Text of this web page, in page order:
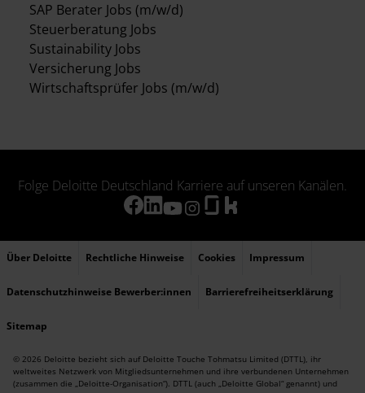
SAP Berater Jobs (m/w/d)
Steuerberatung Jobs
Sustainability Jobs
Versicherung Jobs
Wirtschaftsprüfer Jobs (m/w/d)
Folge Deloitte Deutschland Karriere auf unseren Kanälen.
Über Deloitte Rechtliche Hinweise Cookies Impressum
Datenschutzhinweise Bewerber:innen Barrierefreiheitserklärung
Sitemap
© 2026 Deloitte bezieht sich auf Deloitte Touche Tohmatsu Limited (DTTL), ihr
weltweites Netzwerk von Mitgliedsunternehmen und ihre verbundenen Unternehmen
(zusammen die „Deloitte-Organisation“). DTTL (auch „Deloitte Global“ genannt) und